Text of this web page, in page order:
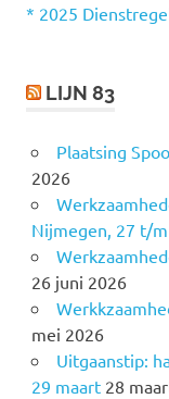
r
* 2025
LIJN 83
Plaatsing
2026
Nijmegen, 27 t/
26 juni 2026
mei 2026
Uitgaanstip:
29 maart 28